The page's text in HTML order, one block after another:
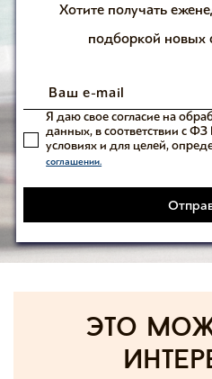
Хотите получать
подборкой новых
Я даю свое согласие на
данных, в соответствии с
условиях и для целей,
соглашении.
Это